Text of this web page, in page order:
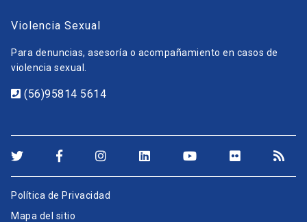
Violencia Sexual
Para denuncias, asesoría o acompañamiento en casos de
violencia sexual.
(56)95814 5614
Política de Privacidad
Mapa del sitio